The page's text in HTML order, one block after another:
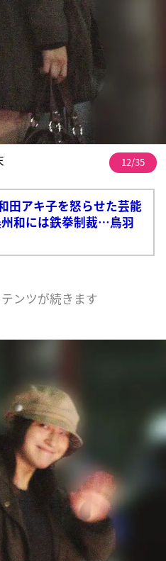
12/35
田アキ子を怒らせた芸能
和には鉄拳制裁…鳥羽
ンツが続きます